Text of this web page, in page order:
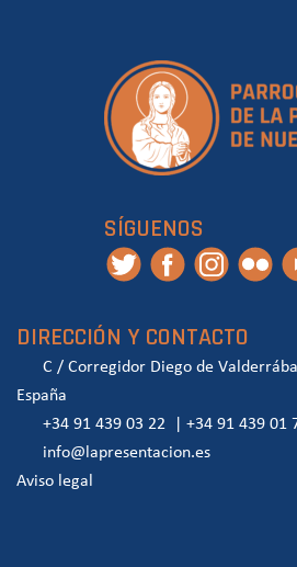
SÍGUENOS
DIRECCIÓN Y CONTACTO
C / Corregidor Diego de
España
+34 91 439 03 22
+34 91 439 01
info@lapresentacion.es
Aviso legal